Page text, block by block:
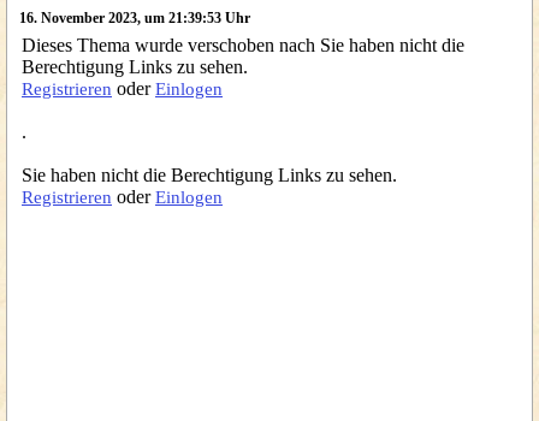
16. November 2023, um 21:39:53 Uhr
Dieses Thema wurde verschoben nach Sie haben nicht die
Berechtigung Links zu sehen.
Registrieren oderEinlogen
.
Sie haben nicht die Berechtigung Links zu sehen.
Registrieren oderEinlogen